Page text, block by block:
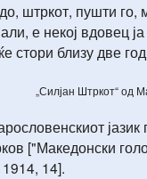
штркот, пушти го,
е некој вдовец
стори близу две
„Силјан Штркот“ од
["Македонски
14].